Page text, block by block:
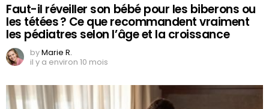
Faut-il réveiller son bébé pour les biberons ou
les tétées ? Ce que recommandent vraiment
les pédiatres selon l’âge et la croissance
byMarie R.
il y a environ 10 mois